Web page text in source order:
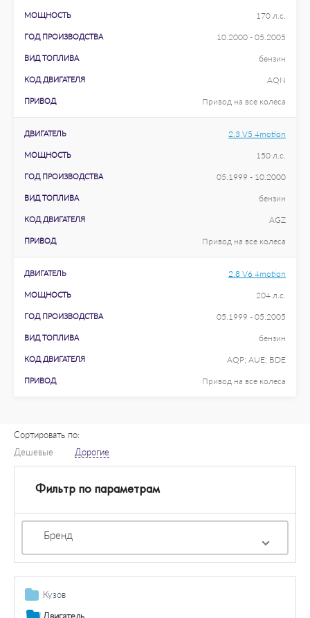
МОЩНОСТЬ 170 л.с.
ГОД ПРОИЗВОДСТВА 10.2000 - 05.2005
ВИД ТОПЛИВА бензин
КОД ДВИГАТЕЛЯ AQN
ПРИВОД Привод на все колеса
ДВИГАТЕЛЬ 2.3 V5 4motion
МОЩНОСТЬ 150 л.с.
ГОД ПРОИЗВОДСТВА 05.1999 - 10.2000
ВИД ТОПЛИВА бензин
КОД ДВИГАТЕЛЯ AGZ
ПРИВОД Привод на все колеса
ДВИГАТЕЛЬ 2.8 V6 4motion
МОЩНОСТЬ 204 л.с.
ГОД ПРОИЗВОДСТВА 05.1999 - 05.2005
ВИД ТОПЛИВА бензин
КОД ДВИГАТЕЛЯ AQP; AUE; BDE
ПРИВОД Привод на все колеса
Сортировать по:
Дешевые
Дорогие
Фильтр по параметрам
Бренд
Кузов
Детали кузова / крыло / буфер